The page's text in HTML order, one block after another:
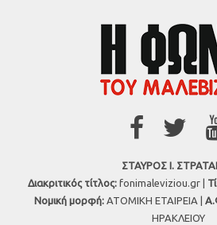
ΣΤΑΥΡΟΣ Ι.
Διακριτικός τίτλος:fonimaleviziou.gr |
Νομική μορφή: ΑΤΟΜΙΚΗ ΕΤΑΙΡΕΙΑ |
ΗΡΑΚΛΕΙΟΥ